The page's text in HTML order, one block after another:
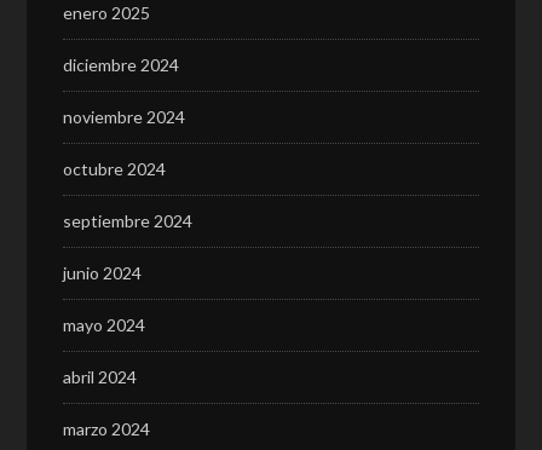
enero 2025
diciembre 2024
noviembre 2024
octubre 2024
septiembre 2024
junio 2024
mayo 2024
abril 2024
marzo 2024